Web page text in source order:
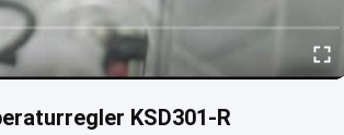
KSD301-R